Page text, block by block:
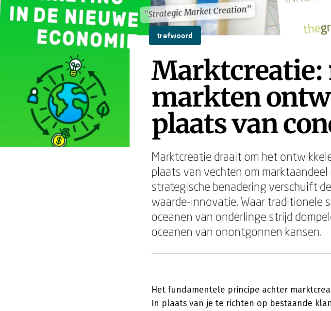
"Strategic Market Creation"
"Strategic Market Creation"
trefwoord
Marktcreatie:
markten
plaats van
Marktcreatie draait om het
plaats van vechten om
strategische benadering verschuift
waarde-innovatie. Waar traditionele
oceanen van onderlinge strijd
oceanen van onontgonnen kansen.
Het fundamentele principe achter
In plaats van je te richten op bestaande